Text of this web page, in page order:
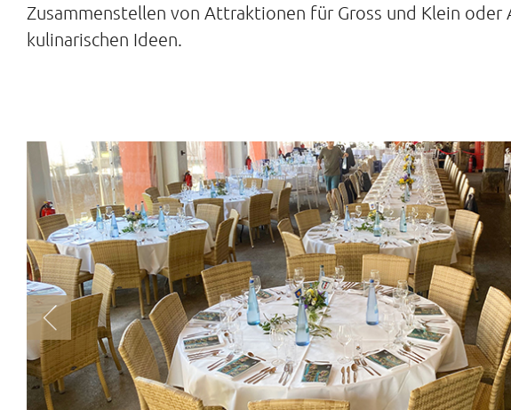
Zusammenstellen von Attraktionen für Gross und Klein oder
kulinarischen Ideen.